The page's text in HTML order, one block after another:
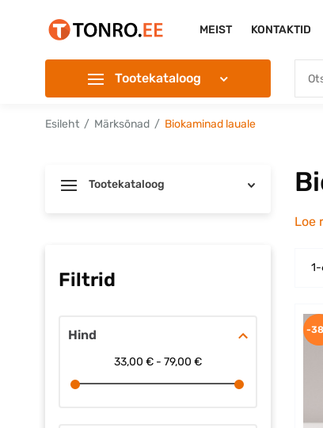
MEIST KONTAKTID
Tootekataloog
Esileht Märksõnad Biokaminad lauale
Tootekataloog
Filtrid
Hind
33,00 € - 79,00 €
Loe
-